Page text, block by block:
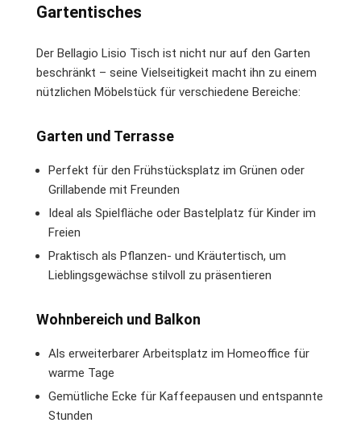
Gartentisches
Der Bellagio Lisio Tisch ist nicht nur auf den Garten
beschränkt – seine Vielseitigkeit macht ihn zu einem
nützlichen Möbelstück für verschiedene Bereiche:
Garten und Terrasse
Perfekt für den Frühstücksplatz im Grünen oder
Grillabende mit Freunden
Ideal als Spielfläche oder Bastelplatz für Kinder im
Freien
Praktisch als Pflanzen- und Kräutertisch, um
Lieblingsgewächse stilvoll zu präsentieren
Wohnbereich und Balkon
Als erweiterbarer Arbeitsplatz im Homeoffice für
warme Tage
Gemütliche Ecke für Kaffeepausen und entspannte
Stunden